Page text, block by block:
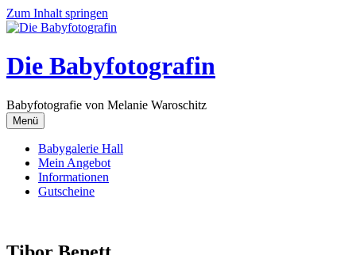
Zum Inhalt springen
Die Babyfotografin
Babyfotografie von Melanie Waroschitz
Menü
Babygalerie Hall
Mein Angebot
Informationen
Gutscheine